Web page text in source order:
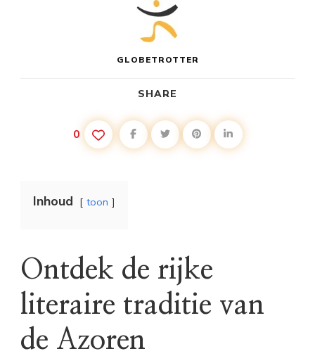
GLOBETROTTER
SHARE
0
Inhoud toon
Ontdek de rijke
literaire traditie van
de Azoren